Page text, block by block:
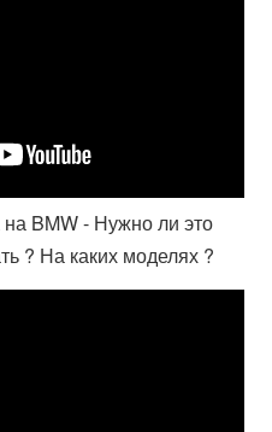
на BMW - Нужно ли это
? На каких моделях ?